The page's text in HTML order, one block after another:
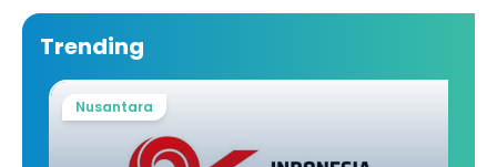
Trending
Nusantara